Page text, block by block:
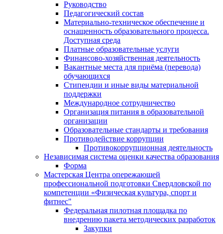
Руководство
Педагогический состав
Материально-техническое обеспечение и
оснащенность образовательного процесса.
Доступная среда
Платные образовательные услуги
Финансово-хозяйственная деятельность
Вакантные места для приёма (перевода)
обучающихся
Стипендии и иные виды материальной
поддержки
Международное сотрудничество
Организация питания в образовательной
организации
Образовательные стандарты и требования
Противодействие коррупции
Противокоррупционная деятельность
Независимая система оценки качества образования
Форма
Мастерская Центра опережающей
профессиональной подготовки Свердловской по
компетенции «Физическая культура, спорт и
фитнес"
Федеральная пилотная площадка по
внедрению пакета методических разработок
Закупки